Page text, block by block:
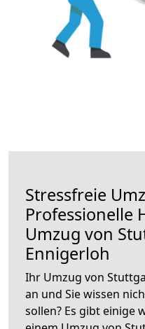
Stressfreie
Professionelle
Umzug von
Ennigerloh
Ihr Umzug von
an und Sie wissen
sollen? Es gibt einige